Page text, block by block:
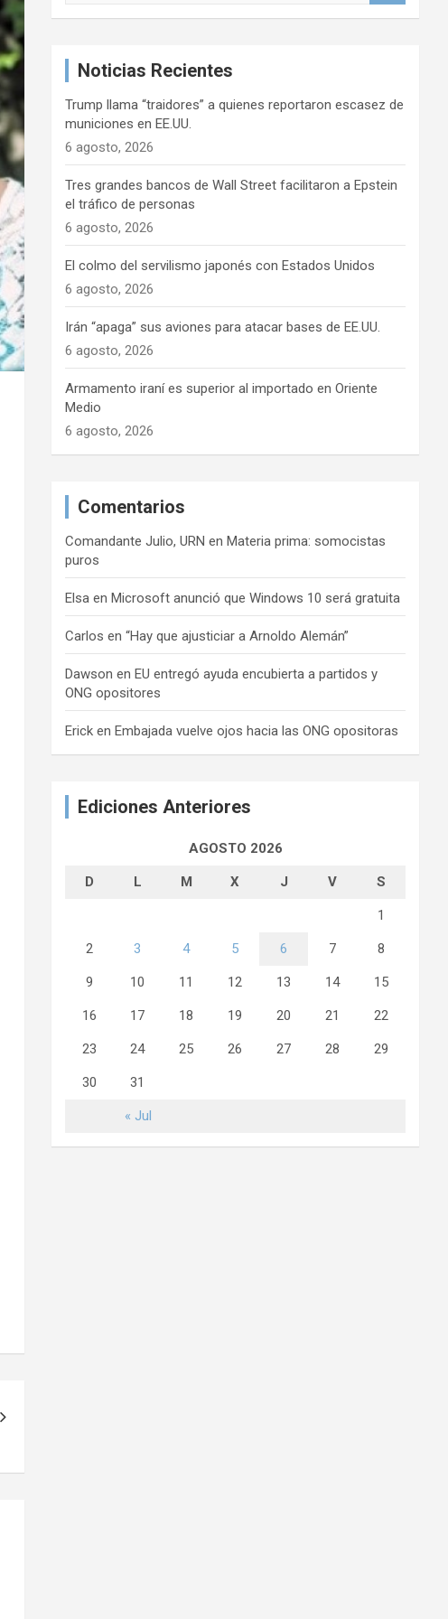
Noticias Recientes
Trump llama “traidores” a quienes reportaron escasez de
municiones en EE.UU.
6 agosto, 2026
Tres grandes bancos de Wall Street facilitaron a Epstein
el tráfico de personas
6 agosto, 2026
El colmo del servilismo japonés con Estados Unidos
6 agosto, 2026
Irán “apaga” sus aviones para atacar bases de EE.UU.
6 agosto, 2026
Armamento iraní es superior al importado en Oriente
Medio
6 agosto, 2026
Comentarios
Comandante Julio, URN en Materia prima: somocistas
puros
Elsa en Microsoft anunció que Windows 10 será gratuita
Carlosen“Hay que ajusticiar a Arnoldo Alemán”
Dawson en EU entregó ayuda encubierta a partidos y
ONG opositores
Erick en Embajada vuelve ojos hacia las ONG opositoras
Ediciones Anteriores
AGOSTO 2026
D L M X J V S
« Jul
1
2 3 4 5 6 7 8
9 10 11 12 13 14 15
16 17 18 19 20 21 22
23 24 25 26 27 28 29
30 31